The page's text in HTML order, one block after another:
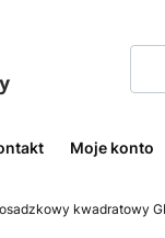
Moje konto
kwadratowy